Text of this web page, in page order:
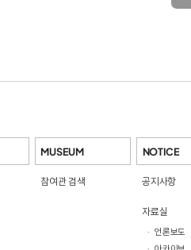
MUSEUM
참여관 검색
NOTICE
공지사항
자료실
· 언론보도